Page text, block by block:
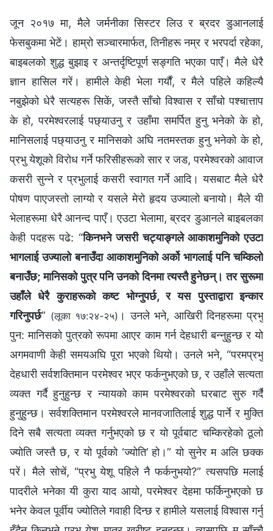
जून २०१७ मा, मैले जर्मनीका सिस्टर लिउ र ब्रदर डुआनलाई
फेसबुकमा भेटें। हाम्रो सञ्‍चारमार्फत, तिनीहरू नम्र र भरपर्दा रहेका,
बाइबलको शुद्ध बुझाइ र अन्तर्दृष्टिपूर्ण सङ्गति भएका पाएँ। मैले धेरै
ज्ञान हासिल गरें। हामीले केही भेला गर्यौं, र मैले पहिले कहिल्यै
नबुझेको धेरै सत्यहरू सिकें, जस्तै साँचो विश्‍वास र साँचो पश्‍चात्ताप
के हो, परमेश्‍वरलाई पछ्याउनु र उहाँमा समर्पित हुनु भनेको के हो,
मानिसलाई पछ्याउनु र मानिसको अघि नतमस्तक हुनु भनेको के हो,
प्रभु येशूको विरोध गर्ने फरिसीहरूको सार र जड, परमेश्‍वरको आवाज
कसरी सुन्‍ने र प्रभुलाई कसरी स्वागत गर्ने आदि। यसबाट मैले धेरै
पोषण पाएजस्तो लाग्यो र यसले मेरो हृदय उज्यालो बनायो। मैले यी
भेलाहरूमा धेरै आनन्द पाएँ। एउटा भेलामा, ब्रदर डुआनले बाइबलका
केही पदहरू पढे: “किनभने जसरी चट्याङ्गले आकाशमुनिको एउटा
भागलाई उज्यालो बनाउँदा आकाशमुनिको अर्को भागलाई पनि चम्किलो
बनाउँछ; मानिसको पुत्र पनि उनको दिनमा त्यस्तै हुनेछन्। तर सुरूमा
उहाँले धेरै कुराहरूको कष्ट भोग्‍नुपर्छ, र यस पुस्ताद्वारा इन्कार
गरिनुपर्छ” (लूका १७:२४-२५) । उनले भने, आखिरी दिनहरूमा प्रभु
पुन: मानिसको पुत्रको रूपमा आएर काम गर्न देहधारी बन्‍नुहुन्छ र यो
अगमवाणी केही समयअघि पूरा भएको थियो। उनले भने, “परमप्रभु
देहधारी सर्वशक्तिमान परमेश्‍वर भएर फर्कनुभएको छ, र उहाँले सत्यता
व्यक्त गर्दै हुनुहुन्छ र न्यायको काम परमेश्‍वरको घरबाट सुरु गर्दै
हुनुहुन्छ। सर्वशक्तिमान परमेश्‍वरले मानवजातिलाई शुद्ध पार्ने र मुक्ति
दिने सबै सत्यता व्यक्त गर्नुभएको छ र यो पूर्वबाट चम्किरहेको ठूलो
ज्योति जस्तै छ, र यो पूर्वको ‘ज्योति’ हो।” यो सुनेर म अलि छक्‍क
परें। मैले सोचें, “प्रभु येशू पहिले नै फर्कनुभयो?” त्यसपछि मलाई
पादरीले भनेका यी कुरा याद आयो, परमेश्‍वर देहमा फर्किनुभएको छ
भनेर केवल पूर्वीय ज्योतिले गवाही दिन्छ र हामीले यसलाई विश्‍वास गर्नु